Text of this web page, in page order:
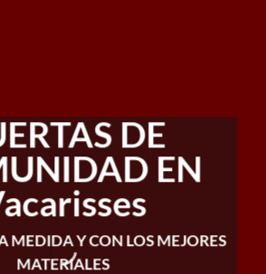
DE
EN
MEDIDA Y CON LOS MEJORES
MATERIALES